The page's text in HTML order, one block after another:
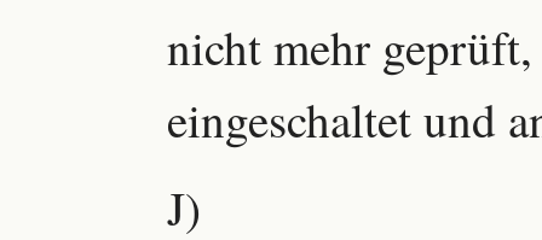
nicht mehr
eingeschaltet und
J)